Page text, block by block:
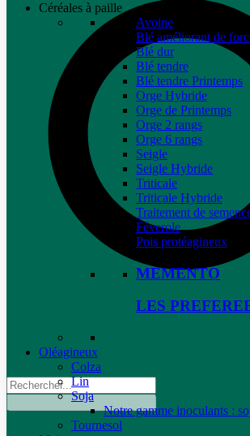
Céréales à paille
Avoine
Blé améliorant de
Blé dur
Blé tendre
Blé tendre Printemps
Orge Hybride
Orge de Printemps
Orge 2 rangs
Orge 6 rangs
Seigle
Seigle Hybride
Triticale
Triticale Hybride
Traitement de
Féverole
Pois protéagineux
MEMENTO
LES
Oléagineux
Colza
Lin
Soja
Notre gamme inoculants :
Tournesol